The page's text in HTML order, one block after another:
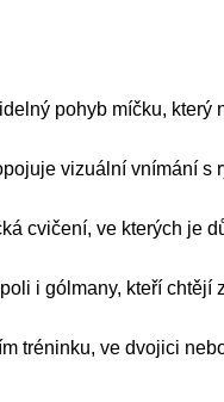
pohyb míčku, který
vizuální vnímání s
cvičení, ve kterých je
i gólmany, kteří
tréninku, ve dvojici